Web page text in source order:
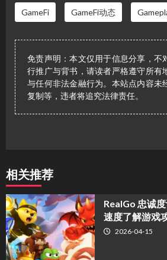
GameFi GameFi动态
免责声明：本文仅用于信息分享，不
行推广与背书，请读者严格遵守所有
与任何非法金融行为。本站点内容未
复制等，违者将追究法律责任。
相关推荐
​RealGo 忠诚
速度了解游戏
2026-04-15